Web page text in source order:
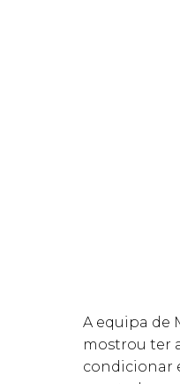
A equipa de
mostrou ter
condicionar